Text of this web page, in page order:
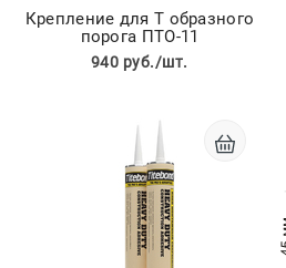
Крепление для Т образного
порога ПТО-11
940 руб./шт.